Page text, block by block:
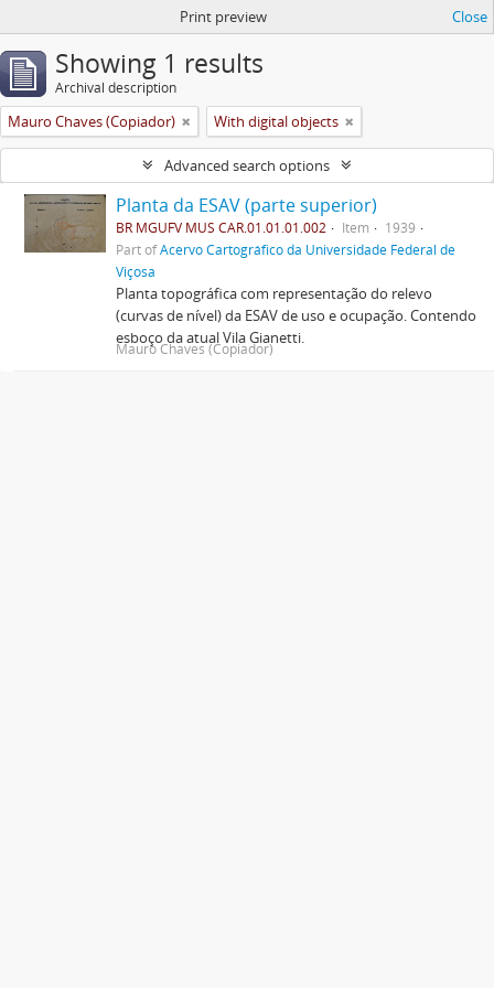
Print preview Close
Showing 1 results
Archival description
Mauro Chaves (Copiador) With digital objects
Advanced search options
Planta da ESAV (parte superior)
BR MGUFV MUS CAR.01.01.01.002 Item
1939
Part ofAcervo Cartográfico da Universidade Federal de
Viçosa
Planta topográfica com representação do relevo
(curvas de nível) da ESAV de uso e ocupação. Contendo
esboço da atual Vila Gianetti.
Mauro Chaves (Copiador)